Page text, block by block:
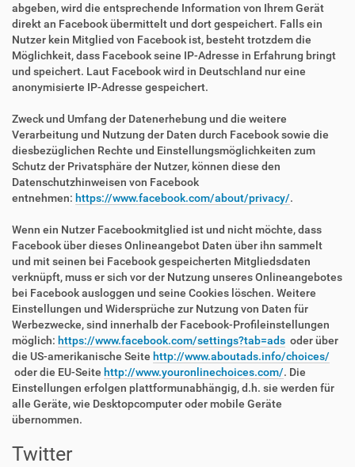
abgeben, wird die entsprechende Information von Ihrem Gerät
direkt an Facebook übermittelt und dort gespeichert. Falls ein
Nutzer kein Mitglied von Facebook ist, besteht trotzdem die
Möglichkeit, dass Facebook seine IP-Adresse in Erfahrung bringt
und speichert. Laut Facebook wird in Deutschland nur eine
anonymisierte IP-Adresse gespeichert.
Zweck und Umfang der Datenerhebung und die weitere
Verarbeitung und Nutzung der Daten durch Facebook sowie die
diesbezüglichen Rechte und Einstellungsmöglichkeiten zum
Schutz der Privatsphäre der Nutzer, können diese den
Datenschutzhinweisen von Facebook
entnehmen: https://www.facebook.com/about/privacy/.
Wenn ein Nutzer Facebookmitglied ist und nicht möchte, dass
Facebook über dieses Onlineangebot Daten über ihn sammelt
und mit seinen bei Facebook gespeicherten Mitgliedsdaten
verknüpft, muss er sich vor der Nutzung unseres Onlineangebotes
bei Facebook ausloggen und seine Cookies löschen. Weitere
Einstellungen und Widersprüche zur Nutzung von Daten für
Werbezwecke, sind innerhalb der Facebook-Profileinstellungen
möglich: https://www.facebook.com/settings?tab=ads oder über
die US-amerikanische Seite http://www.aboutads.info/choices/
oder die EU-Seite http://www.youronlinechoices.com/. Die
Einstellungen erfolgen plattformunabhängig, d.h. sie werden für
alle Geräte, wie Desktopcomputer oder mobile Geräte
übernommen.
Twitter